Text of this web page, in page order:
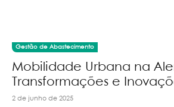
Gestão de Abastecimento
Mobilidade Urbana na
Transformações e
2 de junho de 2025